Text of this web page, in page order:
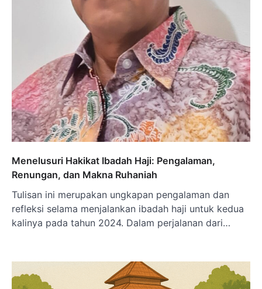
Menelusuri Hakikat Ibadah Haji: Pengalaman,
Renungan, dan Makna Ruhaniah
Tulisan ini merupakan ungkapan pengalaman dan
refleksi selama menjalankan ibadah haji untuk kedua
kalinya pada tahun 2024. Dalam perjalanan dari…